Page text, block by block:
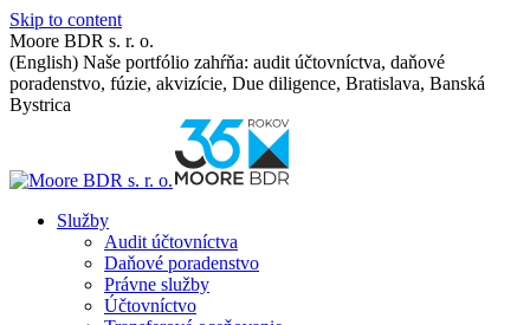
Skip to content
Moore BDR s. r. o.
(English) Naše portfólio zahŕňa: audit účtovníctva, daňové
poradenstvo, fúzie, akvizície, Due diligence, Bratislava, Banská
Bystrica
Služby
Audit účtovníctva
Daňové poradenstvo
Právne služby
Účtovníctvo